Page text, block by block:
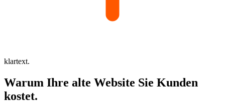
klartext.
Warum Ihre alte Website Sie Kunden
kostet.